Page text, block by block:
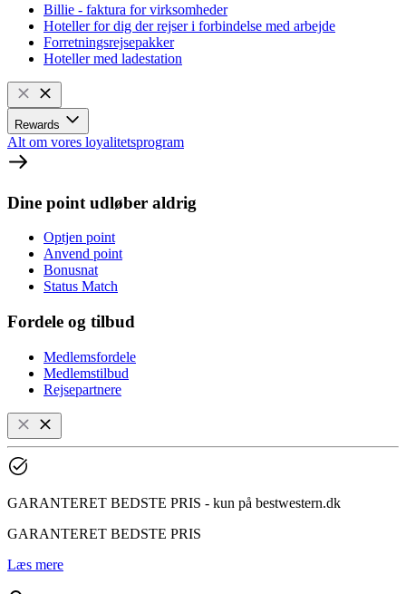
Billie - faktura for virksomheder
Hoteller for dig der rejser i forbindelse med arbejde
Forretningsrejsepakker
Hoteller med ladestation
Rewards
Alt om vores loyalitetsprogram
Dine point udløber aldrig
Optjen point
Anvend point
Bonusnat
Status Match
Fordele og tilbud
Medlemsfordele
Medlemstilbud
Rejsepartnere
GARANTERET BEDSTE PRIS - kun på bestwestern.dk
GARANTERET BEDSTE PRIS
Læs mere